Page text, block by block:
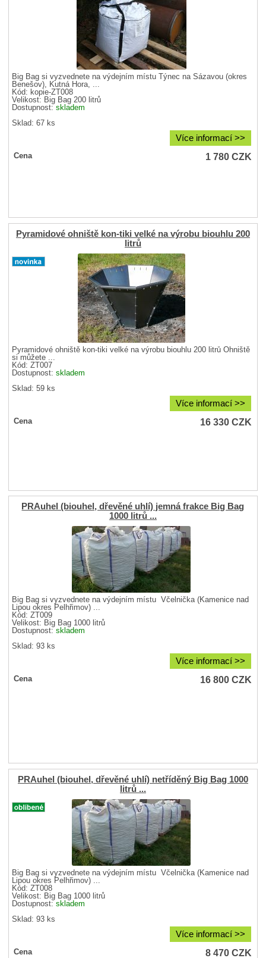
Big Bag si vyzvednete na výdejním místu Týnec na Sázavou (okres
Benešov), Kutná Hora, ...
Kód: kopie-ZT008
Velikost: Big Bag 200 litrů
Dostupnost:skladem
Sklad: 67 ks
Více informací >>
Cena 1 780CZK
Pyramidové ohniště kon-tiki velké na výrobu biouhlu 200
litrů
Pyramidové ohniště kon-tiki velké na výrobu biouhlu 200 litrů Ohniště
si můžete ...
Kód: ZT007
Dostupnost:skladem
Sklad: 59 ks
Více informací >>
Cena 16 330CZK
PRAuhel (biouhel, dřevěné uhlí) jemná frakce Big Bag
1000 litrů ...
Big Bag si vyzvednete na výdejním místu Včelnička (Kamenice nad
Lipou okres Pelhřimov) ...
Kód: ZT009
Velikost: Big Bag 1000 litrů
Dostupnost:skladem
Sklad: 93 ks
Více informací >>
Cena 16 800CZK
PRAuhel (biouhel, dřevěné uhlí) netříděný Big Bag 1000
litrů ...
Big Bag si vyzvednete na výdejním místu Včelnička (Kamenice nad
Lipou okres Pelhřimov) ...
Kód: ZT008
Velikost: Big Bag 1000 litrů
Dostupnost:skladem
Sklad: 93 ks
Více informací >>
Cena 8 470CZK